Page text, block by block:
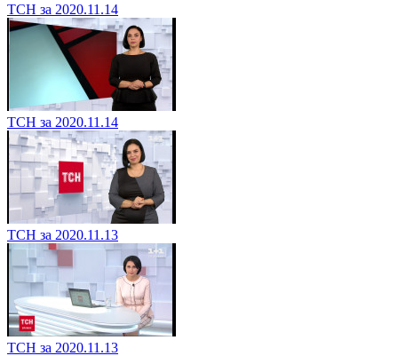
ТСН за 2020.11.14
ТСН за 2020.11.14
ТСН за 2020.11.13
ТСН за 2020.11.13